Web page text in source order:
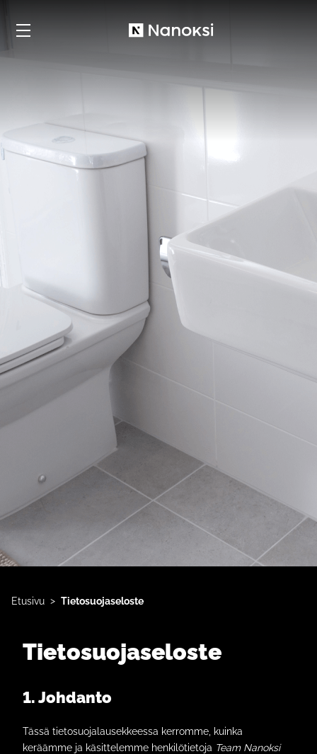
Etusivu > Tietosuojaseloste
Tietosuojaseloste
1. Johdanto
Tässä tietosuojalausekkeessa kerromme, kuinka
keräämme ja käsittelemme henkilötietoja Team Nanoksi